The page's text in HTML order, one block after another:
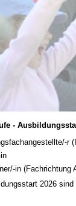
-
r
in (Fachrichtung
2026